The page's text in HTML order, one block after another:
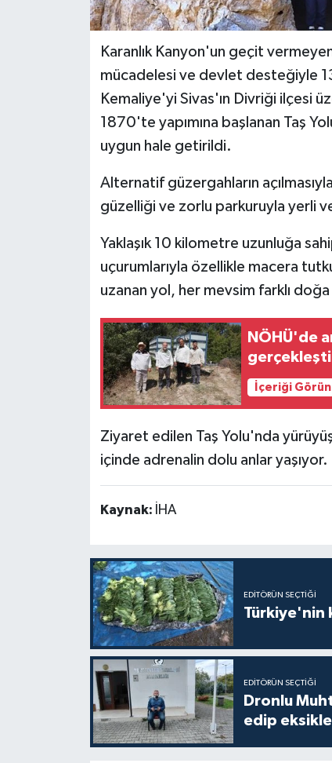
Karanlık Kanyon'un geçit
mücadelesi ve devlet desteğiyle
Kemaliye'yi Sivas'ın Divriği ilçesi
1870'te yapımına başlanan Taş
uygun hale getirildi.
Alternatif güzergahların
güzelliği ve zorlu parkuruyla yerli
Yaklaşık 10 kilometre uzunluğa
uçurumlarıyla özellikle macera
uzanan yol, her mevsim farklı
NÖHÜ'de
İçeriği
Ziyaret edilen Taş Yolu'nda
içinde adrenalin dolu anlar yaşıyor.
Kaynak: İHA
EDITÖRÜN SEÇTIĞI
Türkiye'nin
EDITÖRÜN SEÇTIĞI
Dronlu
edip